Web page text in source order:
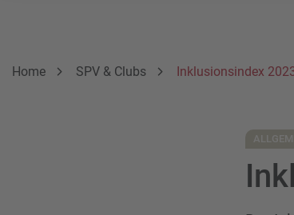
Breadcrumbnavigation
Sie befinden sich hier:
Home SPV & Clubs Inklusionsindex